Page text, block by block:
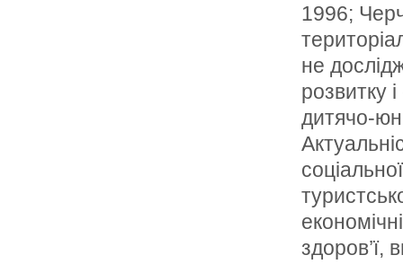
1996;
не
розвитку
дитячо-
здоров’ї,